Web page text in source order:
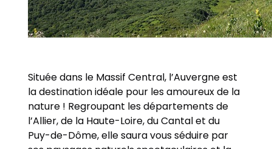
Située dans le Massif Central, l’Auvergne est
la destination idéale pour les amoureux de la
nature ! Regroupant les départements de
l’Allier, de la Haute-Loire, du Cantal et du
Puy-de-Dôme, elle saura vous séduire par